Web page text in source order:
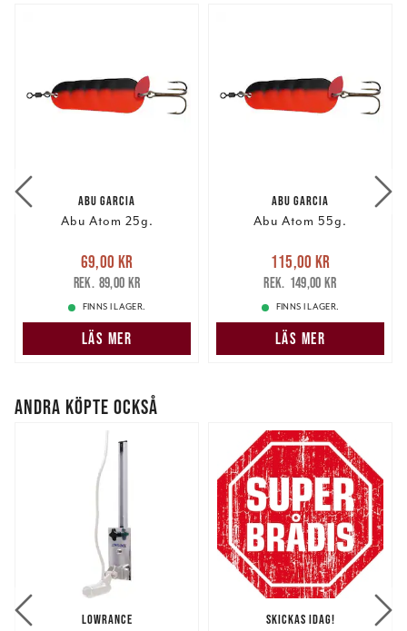
ABU GARCIA
Abu Atom 25g.
Nuvarande pris
69,00 krTidigare pris
89,00 kr
69,00 kr
89,00 kr
FINNS I LAGER.
LÄS MER
ABU GARCIA
Abu Atom 55g.
Nuvarande pris
115,00 krTidigare pris
149,00 kr
115,00 kr
149,00 kr
FINNS I LAGER.
LÄS MER
ANDRA KÖPTE OCKSÅ
LOWRANCE SKICKAS IDAG!